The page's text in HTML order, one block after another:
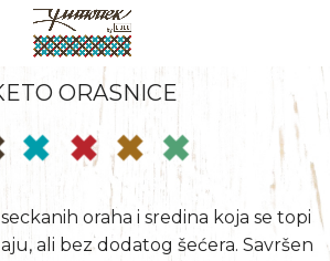
ORASNICE
oraha i sredina koja se topi
ali bez dodatog šećera. Savršen